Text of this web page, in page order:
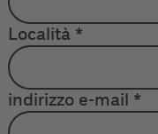
Località *
indirizzo e-mail *